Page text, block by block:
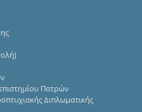
Πατρών
Διπλωματικής